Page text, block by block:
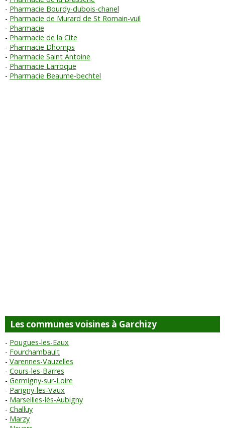
Pharmacie Bourdy-dubois-chanel
Pharmacie de Murard de St Romain-vuil
Pharmacie
Pharmacie de la Cite
Pharmacie Dhomps
Pharmacie Saint Antoine
Pharmacie Larroque
Pharmacie Beaume-bechtel
Les communes voisines à Garchizy
Pougues-les-Eaux
Fourchambault
Varennes-Vauzelles
Cours-les-Barres
Germigny-sur-Loire
Parigny-les-Vaux
Marseilles-lès-Aubigny
Challuy
Marzy